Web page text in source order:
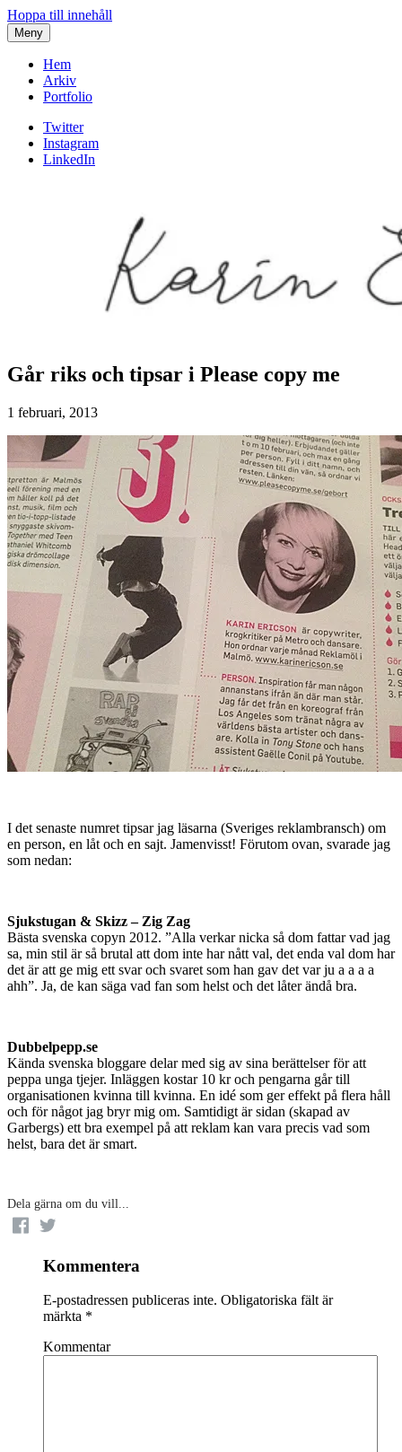
Hoppa till innehåll
Meny
Hem
Arkiv
Portfolio
Twitter
Instagram
LinkedIn
Karin af Malmoe
Går riks och tipsar i Please copy me
1 februari, 2013
I det senaste numret tipsar jag läsarna (Sveriges reklambransch) om
en person, en låt och en sajt. Jamenvisst! Förutom ovan, svarade jag
som nedan:
Sjukstugan & Skizz – Zig Zag
Bästa svenska copyn 2012. ”Alla verkar nicka så dom fattar vad jag
sa, min stil är så brutal att dom inte har nått val, det enda val dom har
det är att ge mig ett svar och svaret som han gav det var ju a a a a
ahh”. Ja, de kan säga vad fan som helst och det låter ändå bra.
Dubbelpepp.se
Kända svenska bloggare delar med sig av sina berättelser för att
peppa unga tjejer. Inläggen kostar 10 kr och pengarna går till
organisationen kvinna till kvinna. En idé som ger effekt på flera håll
och för något jag bryr mig om. Samtidigt är sidan (skapad av
Garbergs) ett bra exempel på att reklam kan vara precis vad som
helst, bara det är smart.
Dela gärna om du vill...
Kommentera
E-postadressen publiceras inte. Obligatoriska fält är
märkta *
Kommentar